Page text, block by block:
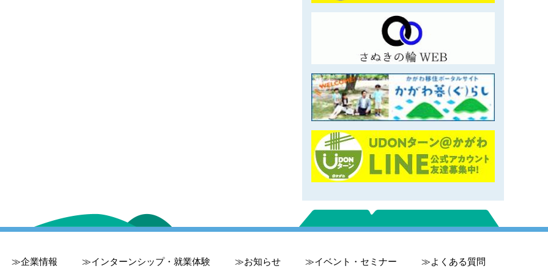
企業情報 インターンシップ・就業体験 お知らせ イベント・セミナー よくある質問